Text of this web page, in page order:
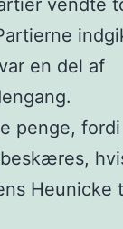
vendte
en del af
penge, fordi
Heunicke